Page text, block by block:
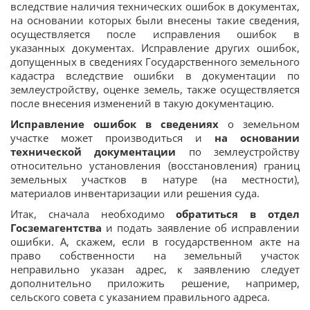
вследствие наличия технических ошибок в документах,
на основании которых были внесены такие сведения,
осуществляется после исправления ошибок в
указанных документах. Исправление других ошибок,
допущенных в сведениях Государственного земельного
кадастра вследствие ошибки в документации по
землеустройству, оценке земель, также осуществляется
после внесения изменений в такую документацию.
Исправление ошибок в сведениях о земельном
участке может производиться и на основании
технической документации по землеустройству
относительно установления (восстановления) границ
земельных участков в натуре (на местности),
материалов инвентаризации или решения суда.
Итак, сначала необходимообратиться в отдел
Госземагентства и подать заявление об исправлении
ошибки. А, скажем, если в государственном акте на
право собственности на земельный участок
неправильно указан адрес, к заявлению следует
дополнительно приложить решение, например,
сельского совета с указанием правильного адреса.